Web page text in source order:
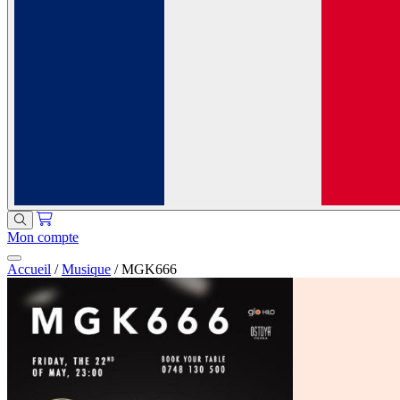
Mon compte
Accueil / Musique / MGK666